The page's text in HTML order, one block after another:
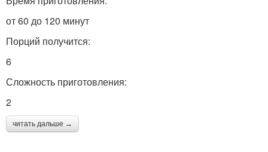
от 60 до 120 минут
Порций получится:
6
Сложность приготовления:
2
читать дальше →